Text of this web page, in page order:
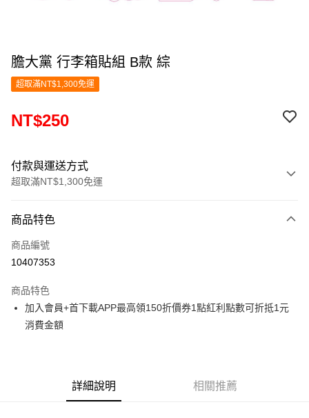
膽大黨 行李箱貼組 B款 綜
超取滿NT$1,300免運
NT$250
付款與運送方式
超取滿NT$1,300免運
信用卡一次付款
超商取貨付款
Apple Pay
悠遊付
商品特色
商品編號
10407353
商品特色
加入會員+首下載APP最高領150折價券1點紅利點數可折抵1元
消費金額
詳細說明 相關推薦